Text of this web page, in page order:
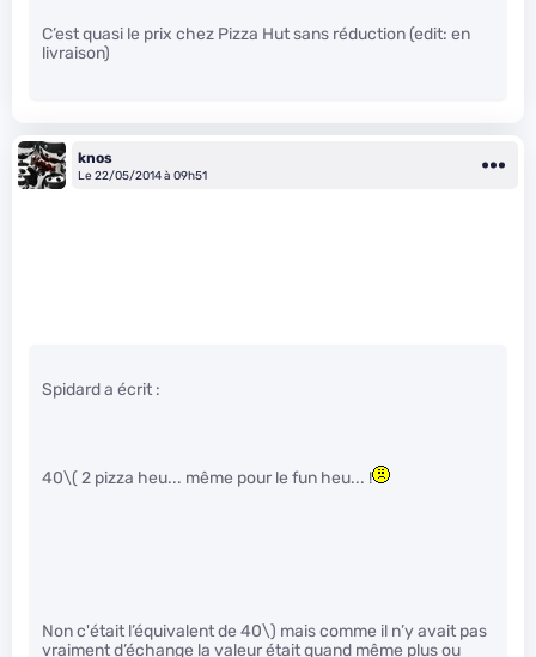
C’est quasi le prix chez Pizza Hut sans réduction (edit: en
livraison)
knos
Le 22/05/2014 à 09h51
Spidard a écrit :
40\( 2 pizza heu... même pour le fun heu... !
Non c'était l’équivalent de 40\) mais comme il n’y avait pas
vraiment d’échange la valeur était quand même plus ou